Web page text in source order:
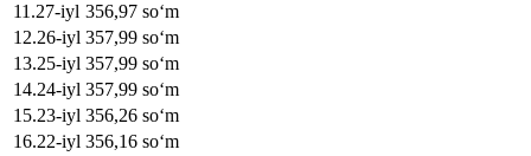
11 .27-iyl 356,97 soʻm
12.26-iyl 357,99 soʻm
13.25-iyl 357,99 soʻm
14.24-iyl 357,99 soʻm
15.23-iyl 356,26 soʻm
16.22-iyl 356,16 soʻm